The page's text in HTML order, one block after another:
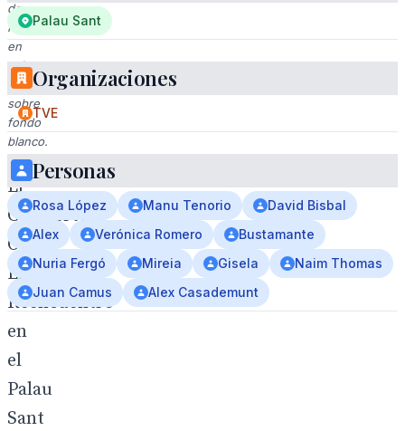
de
RTVE
en
color
naranja
sobre
fondo
blanco.
El
Concierto
OT.
El
Reencuentro’
en
el
Palau
Sant
Palau Sant
Organizaciones
TVE
Personas
Rosa López Manu Tenorio
David Bisbal
Alex
Verónica Romero
Bustamante
Nuria Fergó
Mireia Gisela
Naim Thomas
Juan Camus
Alex Casademunt